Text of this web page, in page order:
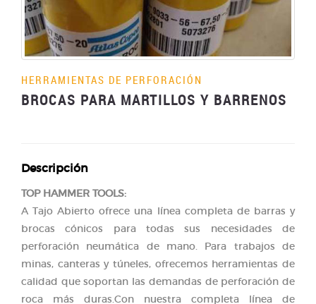
HERRAMIENTAS DE PERFORACIÓN
BROCAS PARA MARTILLOS Y BARRENOS
Descripción
TOP HAMMER TOOLS:
A Tajo Abierto ofrece una línea completa de barras y
brocas cónicos para todas sus necesidades de
perforación neumática de mano. Para trabajos de
minas, canteras y túneles, ofrecemos herramientas de
calidad que soportan las demandas de perforación de
roca más duras.Con nuestra completa línea de